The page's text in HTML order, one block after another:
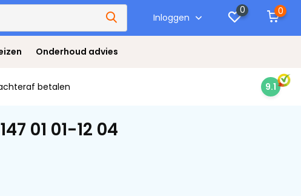
Inloggen
0 0
Onderhoud advies
betalen 9.1
01 01-12 04